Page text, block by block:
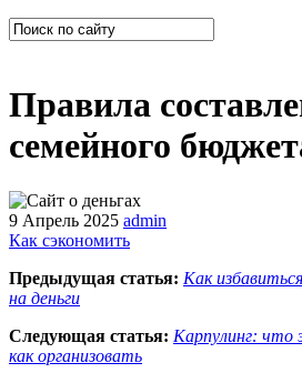
Правила
семейного
9 Апрель 2025 admin
Как сэкономить
Предыдущая статья: Как
на деньги
Следующая статья: Карпулинг: что
как организовать